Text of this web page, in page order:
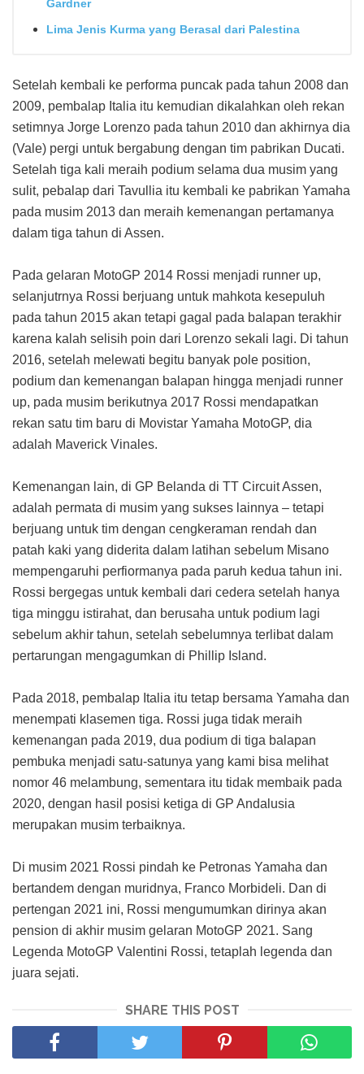
Gardner
Lima Jenis Kurma yang Berasal dari Palestina
Setelah kembali ke performa puncak pada tahun 2008 dan
2009, pembalap Italia itu kemudian dikalahkan oleh rekan
setimnya Jorge Lorenzo pada tahun 2010 dan akhirnya dia
(Vale) pergi untuk bergabung dengan tim pabrikan Ducati.
Setelah tiga kali meraih podium selama dua musim yang
sulit, pebalap dari Tavullia itu kembali ke pabrikan Yamaha
pada musim 2013 dan meraih kemenangan pertamanya
dalam tiga tahun di Assen.
Pada gelaran MotoGP 2014 Rossi menjadi runner up,
selanjutrnya Rossi berjuang untuk mahkota kesepuluh
pada tahun 2015 akan tetapi gagal pada balapan terakhir
karena kalah selisih poin dari Lorenzo sekali lagi. Di tahun
2016, setelah melewati begitu banyak pole position,
podium dan kemenangan balapan hingga menjadi runner
up, pada musim berikutnya 2017 Rossi mendapatkan
rekan satu tim baru di Movistar Yamaha MotoGP, dia
adalah Maverick Vinales.
Kemenangan lain, di GP Belanda di TT Circuit Assen,
adalah permata di musim yang sukses lainnya – tetapi
berjuang untuk tim dengan cengkeraman rendah dan
patah kaki yang diderita dalam latihan sebelum Misano
mempengaruhi perfiormanya pada paruh kedua tahun ini.
Rossi bergegas untuk kembali dari cedera setelah hanya
tiga minggu istirahat, dan berusaha untuk podium lagi
sebelum akhir tahun, setelah sebelumnya terlibat dalam
pertarungan mengagumkan di Phillip Island.
Pada 2018, pembalap Italia itu tetap bersama Yamaha dan
menempati klasemen tiga. Rossi juga tidak meraih
kemenangan pada 2019, dua podium di tiga balapan
pembuka menjadi satu-satunya yang kami bisa melihat
nomor 46 melambung, sementara itu tidak membaik pada
2020, dengan hasil posisi ketiga di GP Andalusia
merupakan musim terbaiknya.
Di musim 2021 Rossi pindah ke Petronas Yamaha dan
bertandem dengan muridnya, Franco Morbideli. Dan di
pertengan 2021 ini, Rossi mengumumkan dirinya akan
pension di akhir musim gelaran MotoGP 2021. Sang
Legenda MotoGP Valentini Rossi, tetaplah legenda dan
juara sejati.
SHARE THIS POST